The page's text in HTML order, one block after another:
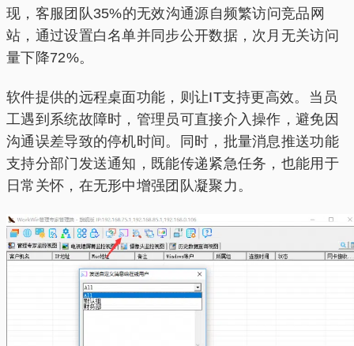
现，客服团队35%的无效沟通源自频繁访问竞品网
站，通过设置白名单并同步公开数据，次月无关访问
量下降72%。
软件提供的远程桌面功能，则让IT支持更高效。当员
工遇到系统故障时，管理员可直接介入操作，避免因
沟通误差导致的停机时间。同时，批量消息推送功能
支持分部门发送通知，既能传递紧急任务，也能用于
日常关怀，在无形中增强团队凝聚力。